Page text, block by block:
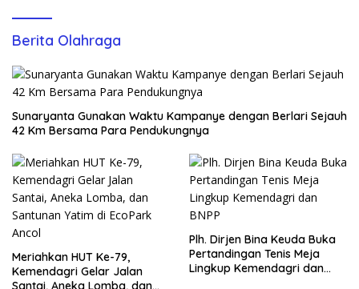
Berita Olahraga
Sunaryanta Gunakan Waktu Kampanye dengan Berlari Sejauh
42 Km Bersama Para Pendukungnya
Meriahkan HUT Ke-79,
Kemendagri Gelar Jalan
Santai, Aneka Lomba, dan
Plh. Dirjen Bina Keuda Buka
Pertandingan Tenis Meja
Lingkup Kemendagri dan